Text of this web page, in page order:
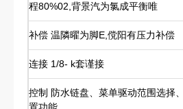
程80%02,背景汽为氯成平衡唯
补偿 温隣曜为脚E,傥阳有压力补偿
连接 1/8- k套谨接
控制 防水链盘、菜单驱动范围选择